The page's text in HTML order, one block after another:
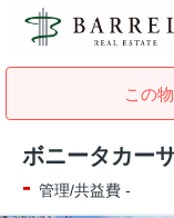
この
ボニータカー
- 管理/共益費 -